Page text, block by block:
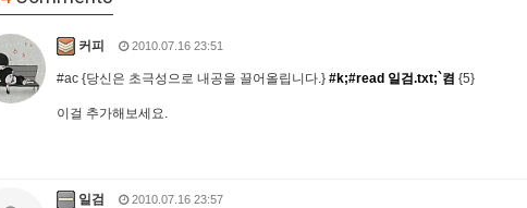
커피 2010.07.16 23:51
#ac {당신은 초극성으로 내공을 끌어올립니다.} #k;#read 일검.txt;`켬 {5}
이걸 추가해보세요.
일검 2010.07.16 23:57